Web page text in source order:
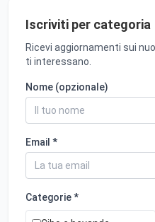
Iscriviti per categoria
Ricevi aggiornamenti sui
ti interessano.
Nome (opzionale)
Email *
Categorie *